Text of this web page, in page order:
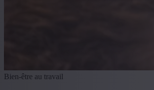
Bien-être au travail